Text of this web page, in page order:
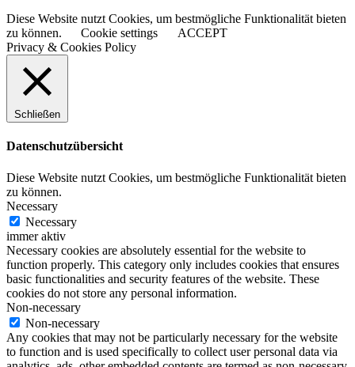
Diese Website nutzt Cookies, um bestmögliche Funktionalität bieten
zu können.
Cookie settings
ACCEPT
Privacy & Cookies Policy
Schließen
Datenschutzübersicht
Diese Website nutzt Cookies, um bestmögliche Funktionalität bieten
zu können.
Necessary
Necessary
immer aktiv
Necessary cookies are absolutely essential for the website to
function properly. This category only includes cookies that ensures
basic functionalities and security features of the website. These
cookies do not store any personal information.
Non-necessary
Non-necessary
Any cookies that may not be particularly necessary for the website
to function and is used specifically to collect user personal data via